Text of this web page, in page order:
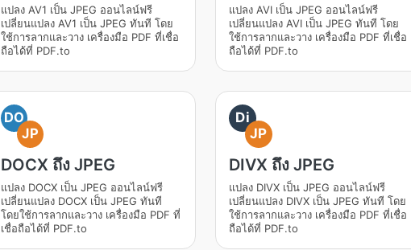
แปลง AV1 เป็น JPEG ออนไลน์ฟรี
เปลี่ยนแปลง AV1 เป็น JPEG ทันที โดย
ใช้การลากและวาง เครื่องมือ PDF ที่เชื่อ
ถือได้ที่ PDF.to
แปลง AVI เป็น JPEG ออนไลน์ฟรี
เปลี่ยนแปลง AVI เป็น JPEG ทันที โดย
ใช้การลากและวาง เครื่องมือ PDF ที่เชื่อ
ถือได้ที่ PDF.to
DO
JP
DOCX ถึง JPEG
แปลง DOCX เป็น JPEG ออนไลน์ฟรี
เปลี่ยนแปลง DOCX เป็น JPEG ทันที
โดยใช้การลากและวาง เครื่องมือ PDF ที่
เชื่อถือได้ที่ PDF.to
Di
JP
DIVX ถึง JPEG
แปลง DIVX เป็น JPEG ออนไลน์ฟรี
เปลี่ยนแปลง DIVX เป็น JPEG ทันที โดย
ใช้การลากและวาง เครื่องมือ PDF ที่เชื่อ
ถือได้ที่ PDF.to